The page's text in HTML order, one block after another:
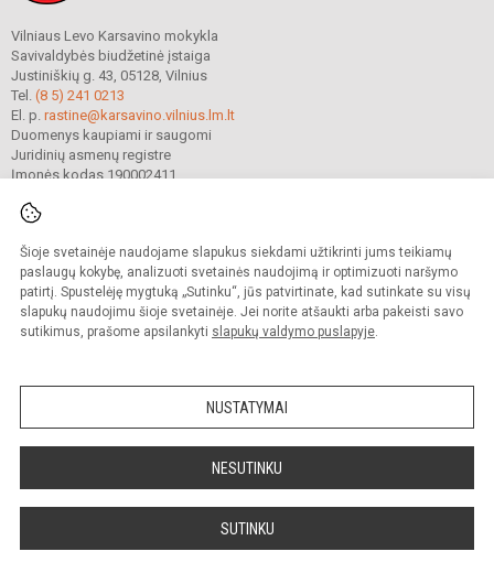
Šioje svetainėje naudojame slapukus siekdami užtikrinti jums teikiamų
paslaugų kokybę, analizuoti svetainės naudojimą ir optimizuoti naršymo
patirtį. Spustelėję mygtuką „Sutinku“, jūs patvirtinate, kad sutinkate su visų
slapukų naudojimu šioje svetainėje. Jei norite atšaukti arba pakeisti savo
sutikimus, prašome apsilankyti slapukų valdymo puslapyje.
NUSTATYMAI
NESUTINKU
SUTINKU
Vilniaus Levo Karsavino mokykla
Savivaldybės biudžetinė įstaiga
Justiniškių g. 43, 05128, Vilnius
Tel. (8 5) 241 0213
El. p. rastine@karsavino.vilnius.lm.lt
Duomenys kaupiami ir saugomi
Juridinių asmenų registre
Įmonės kodas 190002411
© 2022. Vilniaus Levo Karsavino mokykla. Visos teisės saugomos.
Kopijuoti turinį be raštiško gimnazijos sutikimo griežtai draudžiama.
Prieinamumo paraiška Slapukų valdymas
Sumanus būdas atnaujinti